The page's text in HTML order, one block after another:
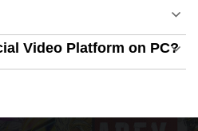
Video Platform on PC?